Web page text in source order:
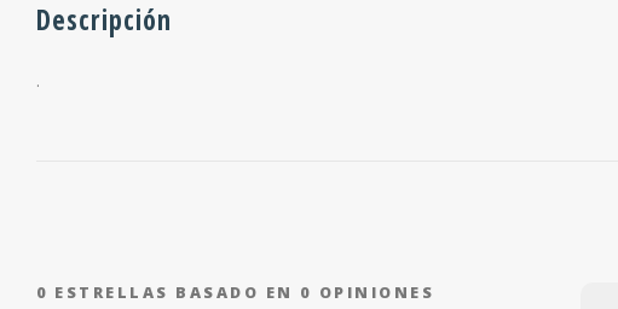
Descripción
.
0 ESTRELLAS BASADO EN 0 OPINIONES